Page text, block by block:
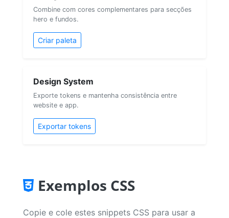
Combine com cores complementares para secções
hero e fundos.
Criar paleta
Design System
Exporte tokens e mantenha consistência entre
website e app.
Exportar tokens
Exemplos CSS
Copie e cole estes snippets CSS para usar a